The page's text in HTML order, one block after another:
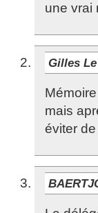
une vrai
Gilles
mais
éviter